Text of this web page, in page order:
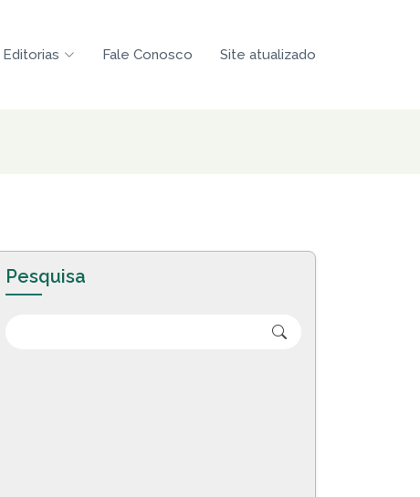
Editorias Fale Conosco Site atualizado
Pesquisa